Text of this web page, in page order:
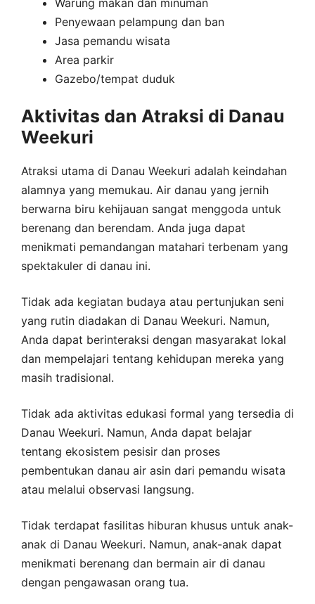
Penyewaan pelampung dan ban
Jasa pemandu wisata
Area parkir
Gazebo/tempat duduk
Aktivitas dan Atraksi di Danau
Weekuri
Atraksi utama di Danau Weekuri adalah keindahan
alamnya yang memukau. Air danau yang jernih
berwarna biru kehijauan sangat menggoda untuk
berenang dan berendam. Anda juga dapat
menikmati pemandangan matahari terbenam yang
spektakuler di danau ini.
Tidak ada kegiatan budaya atau pertunjukan seni
yang rutin diadakan di Danau Weekuri. Namun,
Anda dapat berinteraksi dengan masyarakat lokal
dan mempelajari tentang kehidupan mereka yang
masih tradisional.
Tidak ada aktivitas edukasi formal yang tersedia di
Danau Weekuri. Namun, Anda dapat belajar
tentang ekosistem pesisir dan proses
pembentukan danau air asin dari pemandu wisata
atau melalui observasi langsung.
Tidak terdapat fasilitas hiburan khusus untuk anak-
anak di Danau Weekuri. Namun, anak-anak dapat
menikmati berenang dan bermain air di danau
dengan pengawasan orang tua.